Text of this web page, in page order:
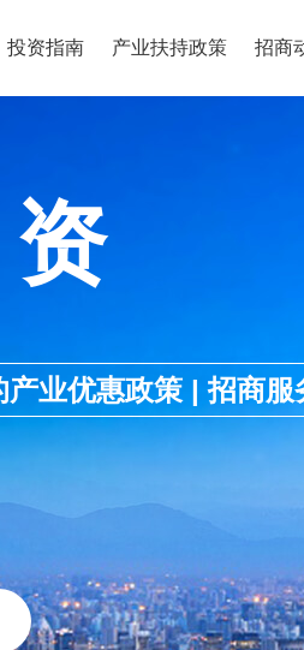
投资指南 产业扶持政策 招商
业优惠政策 | 招商服